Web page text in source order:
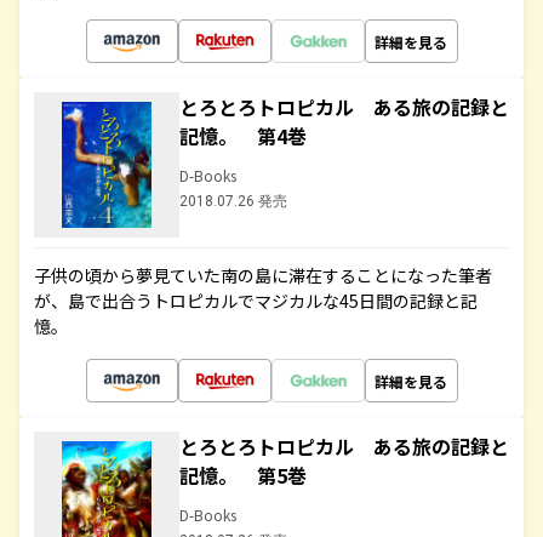
詳細を見る
とろとろトロピカル ある旅の記録と
記憶。 第4巻
D-Books
2018.07.26 発売
子供の頃から夢見ていた南の島に滞在することになった筆者
が、島で出合うトロピカルでマジカルな45日間の記録と記
憶。
詳細を見る
とろとろトロピカル ある旅の記録と
記憶。 第5巻
D-Books